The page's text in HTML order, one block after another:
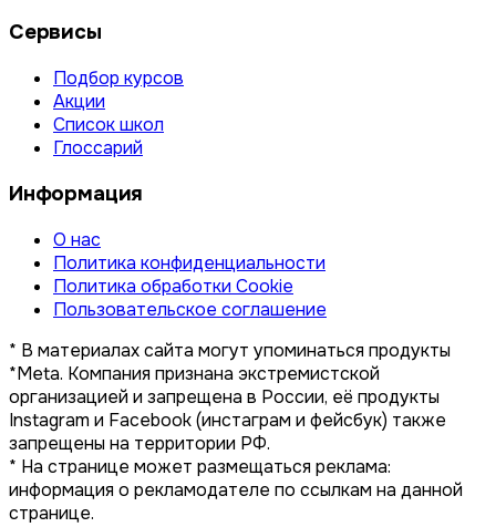
Сервисы
Подбор курсов
Акции
Список школ
Глоссарий
Информация
О нас
Политика конфиденциальности
Политика обработки Cookie
Пользовательское соглашение
* В материалах сайта могут упоминаться продукты
*Meta. Компания признана экстремистской
организацией и запрещена в России, её продукты
Instagram и Facebook (инстаграм и фейсбук) также
запрещены на территории РФ.
* На странице может размещаться реклама:
информация о рекламодателе по ссылкам на данной
странице.